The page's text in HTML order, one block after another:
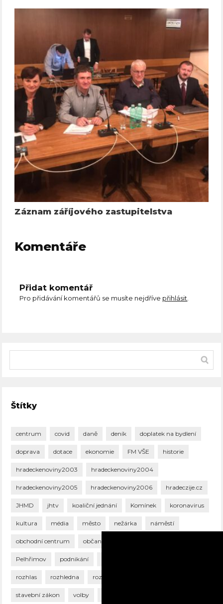
Záznam záříjového zastupitelstva
Komentáře
Přidat komentář
Pro přidávání komentářů se musíte nejdříve přihlásit.
Štítky
centrum covid daně deník doplatek na bydlení
doprava dotace ekonomie FM VŠE historie
hradeckenoviny2003 hradeckenoviny2004
hradeckenoviny2005 hradeckenoviny2006 hradeczije.cz
JHMD jhtv koaliční jednání Komínek koronavirus
kultura média město nežárka náměstí
obchodní centrum občan
Pelhřimov podnikání
rozhlas rozhledna rozpočet
stavební zákon volby